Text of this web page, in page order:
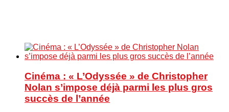
Cinéma : « L’Odyssée » de Christopher
Nolan s’impose déjà parmi les plus gros
succès de l’année